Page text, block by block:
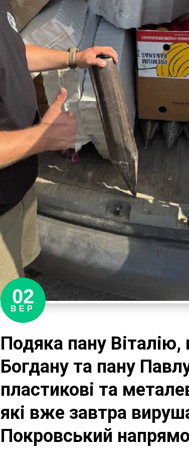
02
ВЕР
Подяка пану Віталію,
Богдану та пану
пластикові та
які вже завтра
Покровський